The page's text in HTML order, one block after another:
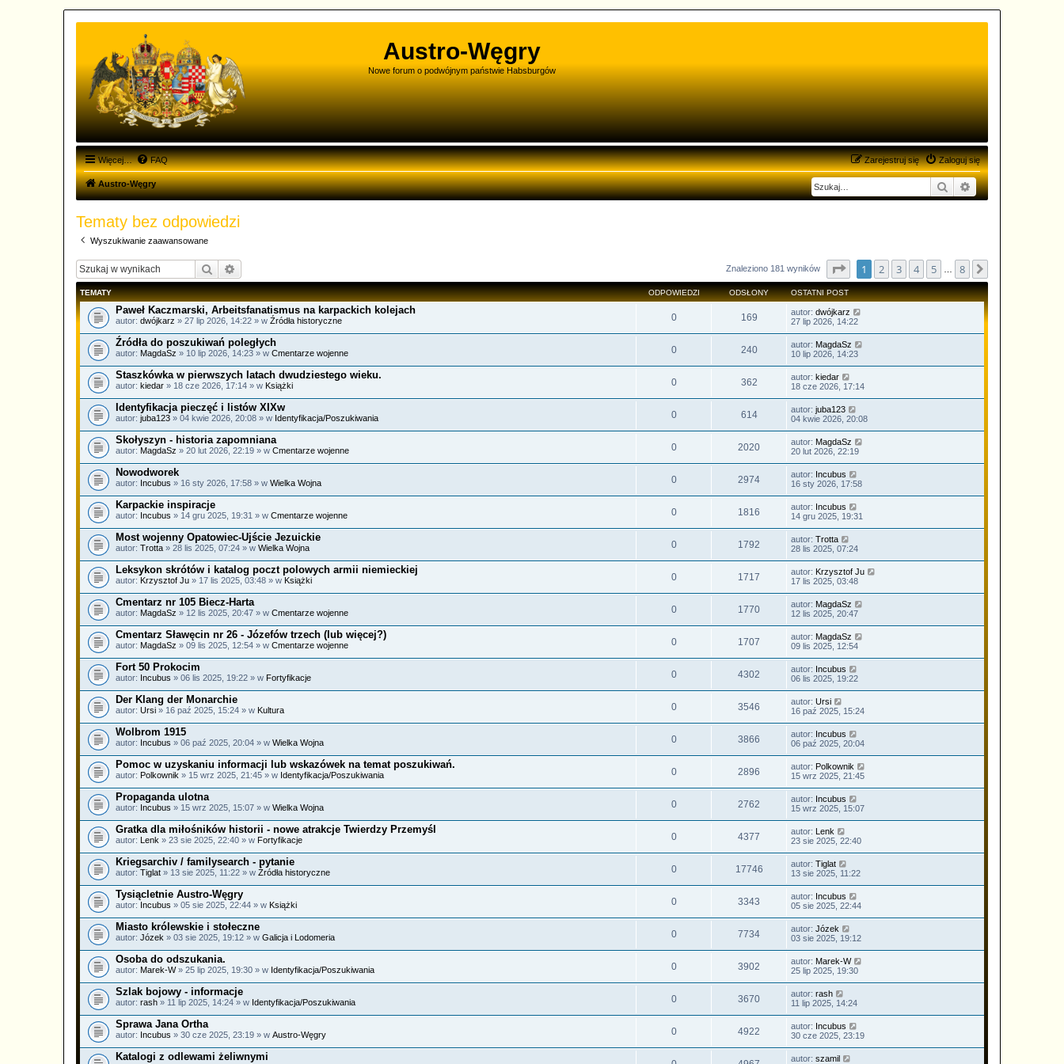
Austro-Węgry
Nowe forum o podwójnym państwie Habsburgów
Więcej… FAQ Zaloguj się
Zarejestruj się
Austro-Węgry SzukajWyszukiwanie
Tematy bez odpowiedzi
Wyszukiwanie zaawansowane
Szukaj Znaleziono 181 wyników Strona1 8
1 2 3 4 5 8
TEMATY ODPOWIEDZI ODSŁONY OSTATNI POST
Paweł Kaczmarski, Arbeitsfanatismus na karpackich kolejach
autor: dwójkarz » 27 lip 2026, 14:22 » w Źródła historyczne 0 169 autor: dwójkarz
27 lip 2026, 14:22
Źródła do poszukiwań poległych
autor: MagdaSz » 10 lip 2026, 14:23 » w Cmentarze wojenne 0 240 autor: MagdaSz
10 lip 2026, 14:23
Staszkówka w pierwszych latach dwudziestego wieku.
autor: kiedar » 18 cze 2026, 17:14 » w Książki 0 362 autor: kiedar
18 cze 2026, 17:14
Identyfikacja pieczęć i listów XIXw
autor: juba123 » 04 kwie 2026, 20:08 » w Identyfikacja/Poszukiwania 0 614 autor: juba123
04 kwie 2026, 20:08
Skołyszyn - historia zapomniana
autor: MagdaSz » 20 lut 2026, 22:19 » w Cmentarze wojenne 0 2020 autor: MagdaSz
20 lut 2026, 22:19
Nowodworek
autor: Incubus » 16 sty 2026, 17:58 » w Wielka Wojna 0 2974 autor: Incubus
16 sty 2026, 17:58
Karpackie inspiracje
autor: Incubus » 14 gru 2025, 19:31 » w Cmentarze wojenne 0 1816 autor: Incubus
14 gru 2025, 19:31
Most wojenny Opatowiec-Ujście Jezuickie
autor: Trotta » 28 lis 2025, 07:24 » w Wielka Wojna 0 1792 autor: Trotta
28 lis 2025, 07:24
Leksykon skrótów i katalog poczt polowych armii niemieckiej
autor: Krzysztof Ju » 17 lis 2025, 03:48 » w Książki 0 1717 autor: Krzysztof Ju
17 lis 2025, 03:48
Cmentarz nr 105 Biecz-Harta
autor: MagdaSz » 12 lis 2025, 20:47 » w Cmentarze wojenne 0 1770 autor: MagdaSz
12 lis 2025, 20:47
Cmentarz Sławęcin nr 26 - Józefów trzech (lub więcej?)
autor: MagdaSz » 09 lis 2025, 12:54 » w Cmentarze wojenne 0 1707 autor: MagdaSz
09 lis 2025, 12:54
Fort 50 Prokocim
autor: Incubus » 06 lis 2025, 19:22 » w Fortyfikacje 0 4302 autor: Incubus
06 lis 2025, 19:22
Der Klang der Monarchie
autor: Ursi » 16 paź 2025, 15:24 » w Kultura 0 3546 autor: Ursi
16 paź 2025, 15:24
Wolbrom 1915
autor: Incubus » 06 paź 2025, 20:04 » w Wielka Wojna 0 3866 autor: Incubus
06 paź 2025, 20:04
Pomoc w uzyskaniu informacji lub wskazówek na temat poszukiwań.
autor: Polkownik » 15 wrz 2025, 21:45 » w Identyfikacja/Poszukiwania 0 2896 autor: Polkownik
15 wrz 2025, 21:45
Propaganda ulotna
autor: Incubus » 15 wrz 2025, 15:07 » w Wielka Wojna 0 2762 autor: Incubus
15 wrz 2025, 15:07
Gratka dla miłośników historii - nowe atrakcje Twierdzy Przemyśl
autor: Lenk » 23 sie 2025, 22:40 » w Fortyfikacje 0 4377 autor: Lenk
23 sie 2025, 22:40
Kriegsarchiv / familysearch - pytanie
autor: Tiglat » 13 sie 2025, 11:22 » w Źródła historyczne 0 17746 autor: Tiglat
13 sie 2025, 11:22
Tysiącletnie Austro-Węgry
autor: Incubus » 05 sie 2025, 22:44 » w Książki 0 3343 autor: Incubus
05 sie 2025, 22:44
Miasto królewskie i stołeczne
autor: Józek » 03 sie 2025, 19:12 » w Galicja i Lodomeria 0 7734 autor: Józek
03 sie 2025, 19:12
Osoba do odszukania.
autor: Marek-W» 25 lip 2025, 19:30 » w Identyfikacja/Poszukiwania 0 3902 autor: Marek-W
25 lip 2025, 19:30
Szlak bojowy - informacje
autor: rash » 11 lip 2025, 14:24 » w Identyfikacja/Poszukiwania 0 3670 autor: rash
11 lip 2025, 14:24
Sprawa Jana Ortha
autor: Incubus » 30 cze 2025, 23:19 » w Austro-Węgry 0 4922 autor: Incubus
30 cze 2025, 23:19
Katalogi z odlewami żeliwnymi autor: szamil